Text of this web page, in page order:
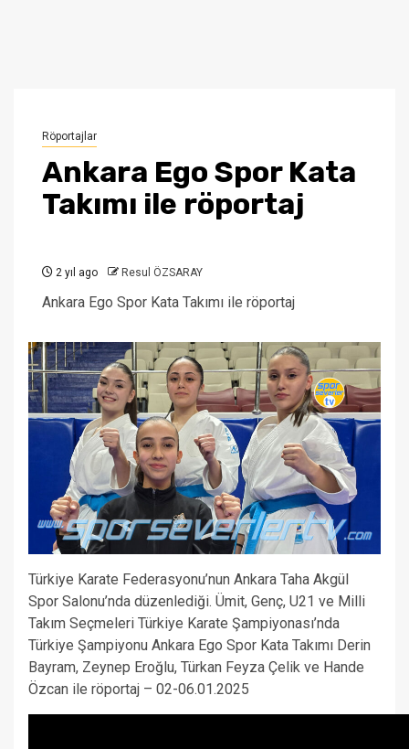
Röportajlar
Ankara Ego Spor Kata
Takımı ile röportaj
2 yıl ago Resul ÖZSARAY
Ankara Ego Spor Kata Takımı ile röportaj
Türkiye Karate Federasyonu’nun Ankara Taha Akgül
Spor Salonu’nda düzenlediği. Ümit, Genç, U21 ve Milli
Takım Seçmeleri Türkiye Karate Şampiyonası’nda
Türkiye Şampiyonu Ankara Ego Spor Kata Takımı Derin
Bayram, Zeynep Eroğlu, Türkan Feyza Çelik ve Hande
Özcan ile röportaj – 02-06.01.2025